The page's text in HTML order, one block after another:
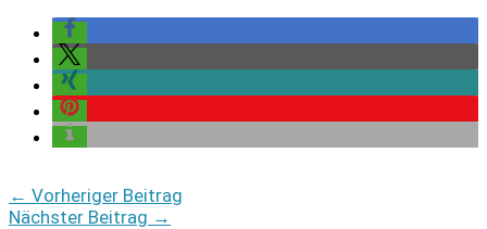
← Vorheriger Beitrag
Nächster Beitrag →